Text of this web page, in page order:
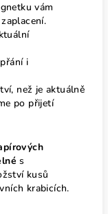
vám
i
než je aktuálně
po přijetí
s
kusů
krabicích.